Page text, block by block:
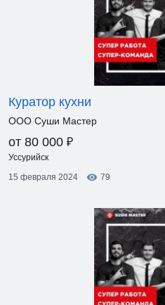
Куратор кухни
ООО Суши Мастер
от 80 000 ₽
Уссурийск
15 февраля 2024
79